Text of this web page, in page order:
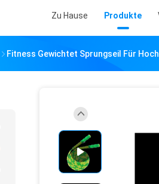
Zu Hause Produkte
Fitness Gewichtet Sprungseil Für